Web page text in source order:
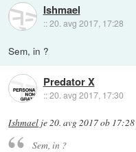
Ishmael
::20. avg 2017, 17:28
Sem, in ?
Predator X
::20. avg 2017, 17:30
Ishmael je20. avg 2017 ob 17:28
Sem, in ?